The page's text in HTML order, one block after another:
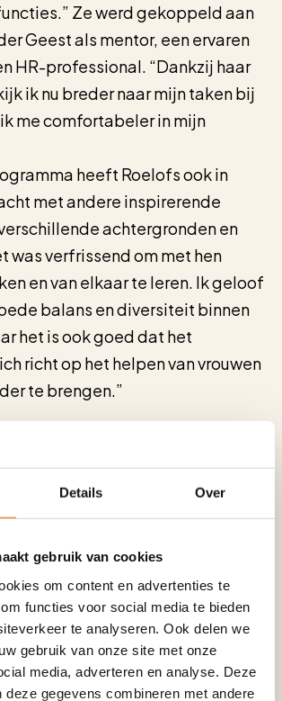
Details Over
gebruik van cookies
om content en advertenties te
functies voor social media te bieden
te analyseren. Ook delen we
gebruik van onze site met onze
media, adverteren en analyse. Deze
deze gegevens combineren met andere
Ze werd gekoppeld aan
Geest als mentor, een ervaren
HR-professional. “Dankzij haar
ik nu breder naar mijn taken bij
me comfortabeler in mijn
heeft Roelofs ook in
met andere inspirerende
achtergronden en
was verfrissend om met hen
en van elkaar te leren. Ik geloof
balans en diversiteit binnen
het is ook goed dat het
richt op het helpen van vrouwen
te brengen.”
niet specifiek op zoek was naar
mentor, merkte ze gaandeweg
elkaar beter en lopen vaak
hindernissen aan.” Dankzij het
Roelofs zich dat ze prima
bij Univé. “Het spiegelen,
m’n bubbel stappen heeft me niet